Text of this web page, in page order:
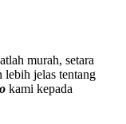
murah, setara
lebih jelas tentang
kami kepada